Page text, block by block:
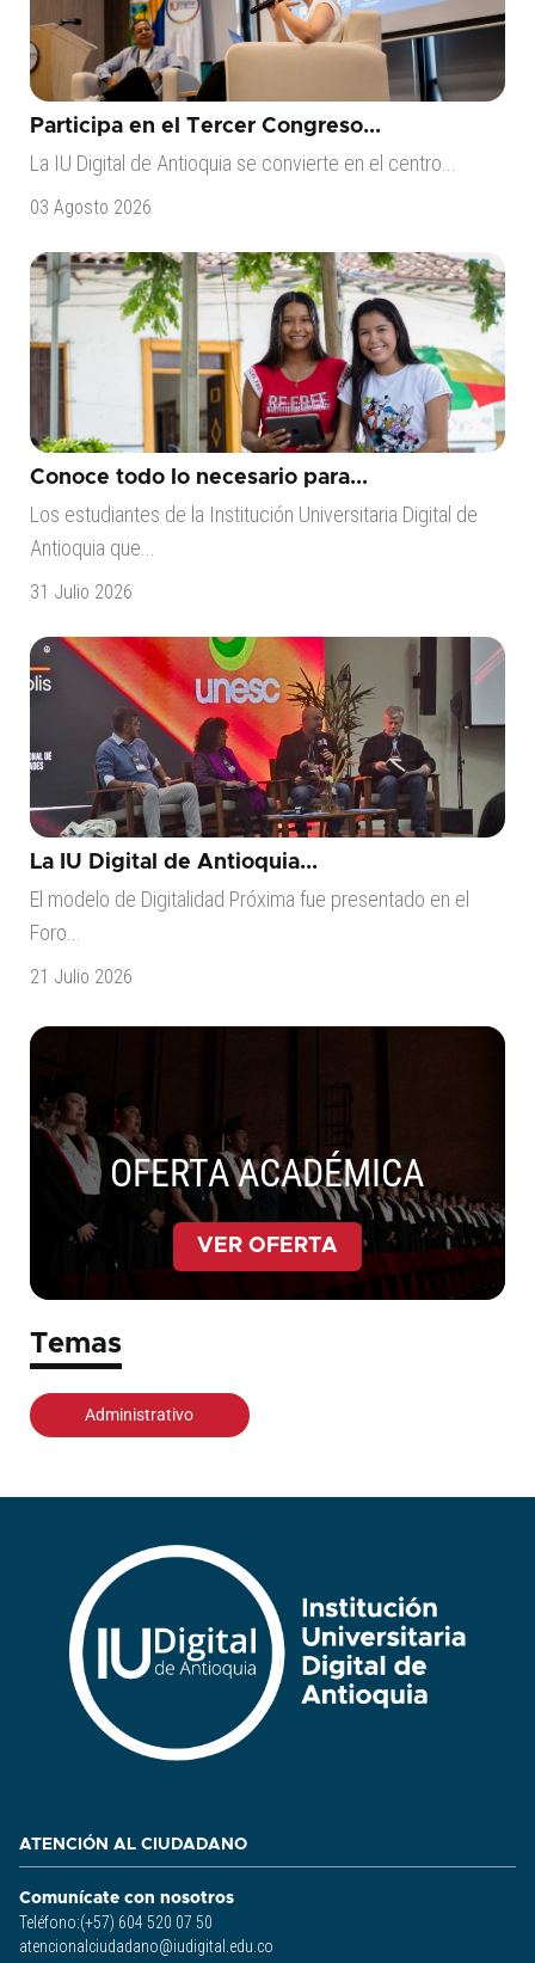
Participa en el Tercer Congreso...
La IU Digital de Antioquia se convierte en el centro...
03 Agosto 2026
Conoce todo lo necesario para...
Los estudiantes de la Institución Universitaria Digital de
Antioquia que...
31 Julio 2026
La IU Digital de Antioquia...
El modelo de Digitalidad Próxima fue presentado en el
Foro...
21 Julio 2026
OFERTA ACADÉMICA
VER OFERTA
Temas
Administrativo
ATENCIÓN AL CIUDADANO
Comunícate con nosotros
Teléfono:(+57) 604 520 07 50
atencionalciudadano@iudigital.edu.co